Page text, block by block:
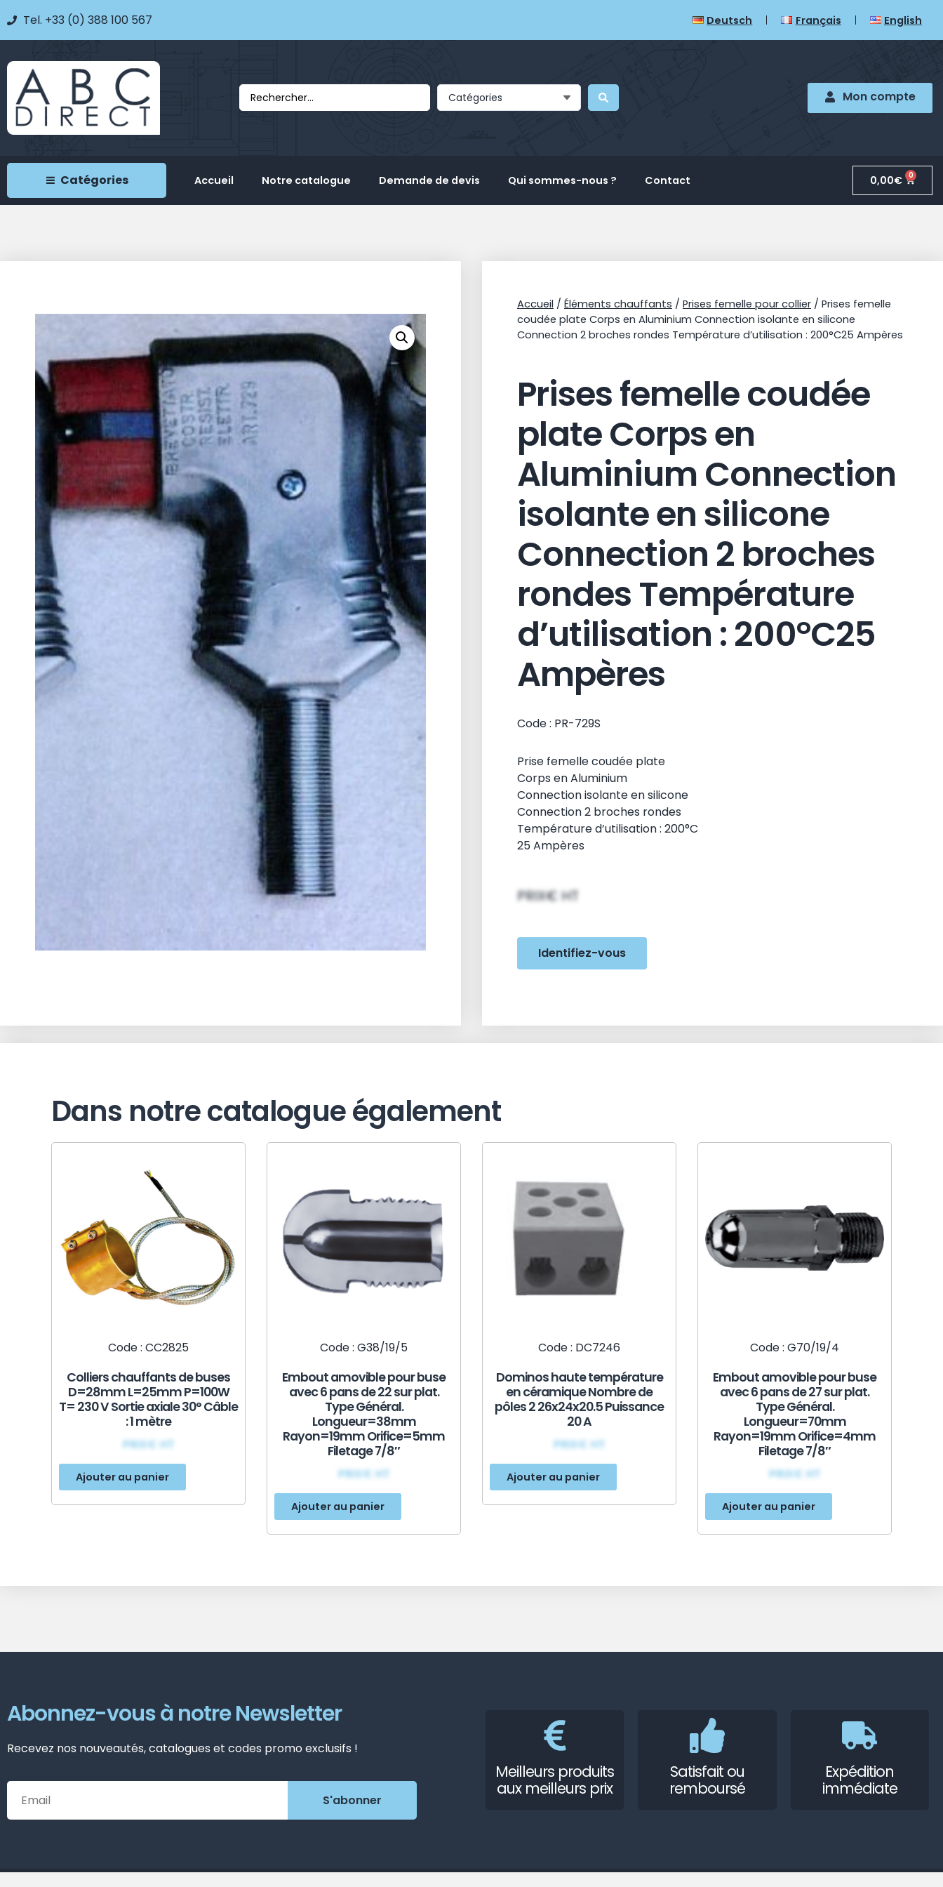
Tel. +33 (0) 388 100 567 Deutsch Français English
Catégories Mon compte
Catégories Accueil Notre catalogue Demande de devis Qui sommes-nous ? Contact 0,00€ 0
Accueil / Éléments chauffants / Prises femelle pour collier / Prises femelle
coudée plate Corps en Aluminium Connection isolante en silicone
Connection 2 broches rondes Température d’utilisation : 200°C25 Ampères
Prises femelle coudée
plate Corps en
Aluminium Connection
isolante en silicone
Connection 2 broches
rondes Température
d’utilisation : 200°C25
Ampères
Code : PR-729S
Prise femelle coudée plate
Corps en Aluminium
Connection isolante en silicone
Connection 2 broches rondes
Température d’utilisation : 200°C
25 Ampères
PRIX€ HT
Identifiez-vous
Dans notre catalogue également
Code : CC2825
Colliers chauffants de buses
D=28mm L=25mm P=100W
T= 230 V Sortie axiale 30° Câble
: 1 mètre
PRIX€ HT
Ajouter au panier
Code : G38/19/5
Embout amovible pour buse
avec 6 pans de 22 sur plat.
Type Général.
Longueur=38mm
Rayon=19mm Orifice=5mm
Filetage 7/8″
PRIX€ HT
Ajouter au panier
Code : DC7246
Dominos haute température
en céramique Nombre de
pôles 2 26x24x20.5 Puissance
20 A
PRIX€ HT
Ajouter au panier
Code : G70/19/4
Embout amovible pour buse
avec 6 pans de 27 sur plat.
Type Général.
Longueur=70mm
Rayon=19mm Orifice=4mm
Filetage 7/8″
PRIX€ HT
Ajouter au panier
Abonnez-vous à notre Newsletter
Recevez nos nouveautés, catalogues et codes promo exclusifs !
Meilleurs produits
aux meilleurs prix
Satisfait ou
remboursé
Expédition
immédiate